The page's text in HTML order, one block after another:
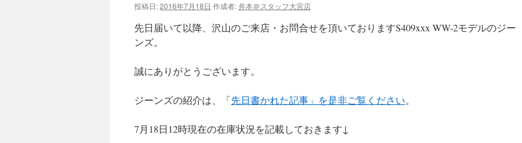
へ
ス
投稿日:2016年7月18日 作成者:井本＠スタッフ大宮店
先日届いて以降、沢山のご来店・お問合せを頂いておりますS409xxx WW-2モデルのジー
ンズ。
誠にありがとうございます。
ジーンズの紹介は、「先日書かれた記事」を是非ご覧ください。
7月18日12時現在の在庫状況を記載しておきます↓